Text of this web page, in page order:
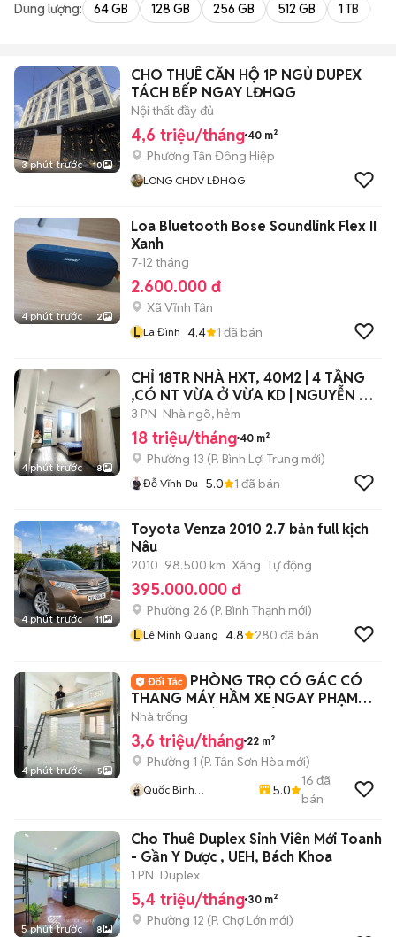
Dung lượng: 64 GB 128 GB 256 GB 512 GB 1 TB
3 phút trước 10
CHO THUÊ CĂN HỘ 1P NGỦ DUPEX
TÁCH BẾP NGAY LĐHQG
Nội thất đầy đủ
4,6 triệu/tháng 40 m²
Phường Tân Đông Hiệp
LONG CHDV LĐHQG
4 phút trước 2
Loa Bluetooth Bose Soundlink Flex II
Xanh
7-12 tháng
2.600.000 đ
Xã Vĩnh Tân
L La Đình 4.4 1 đã bán
4 phút trước 8
CHỈ 18TR NHÀ HXT, 40M2 | 4 TẦNG
,CÓ NT VỪA Ở VỪA KD | NGUYỄN XÍ,
BT.
3 PN Nhà ngõ, hẻm
18 triệu/tháng 40 m²
Phường 13 (P. Bình Lợi Trung mới)
Đỗ Vĩnh Du 5.0 1 đã bán
4 phút trước 11
Toyota Venza 2010 2.7 bản full kịch
Nâu
2010 98.500 km Xăng Tự động
395.000.000 đ
Phường 26 (P. Bình Thạnh mới)
L Lê Minh Quang 4.8 280 đã bán
4 phút trước 5
PHÒNG TRỌ CÓ GÁC CÓ
THANG MÁY HẦM XE NGAY PHẠM
VĂN HAI GIÁ SINH VIÊN
Nhà trống
3,6 triệu/tháng 22 m²
Phường 1 (P. Tân Sơn Hòa mới)
Quốc Bình
5.0
16 đã
bán
5 phút trước 8
Cho Thuê Duplex Sinh Viên Mới Toanh
- Gần Y Dược , UEH, Bách Khoa
1 PN Duplex
5,4 triệu/tháng 30 m²
Phường 12 (P. Chợ Lớn mới)